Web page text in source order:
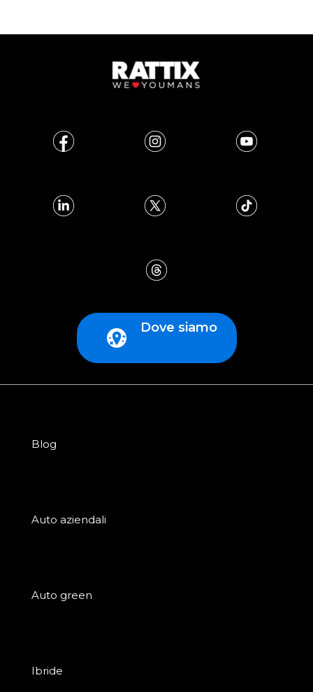
Dove siamo
Blog
Auto aziendali
Auto green
Ibride